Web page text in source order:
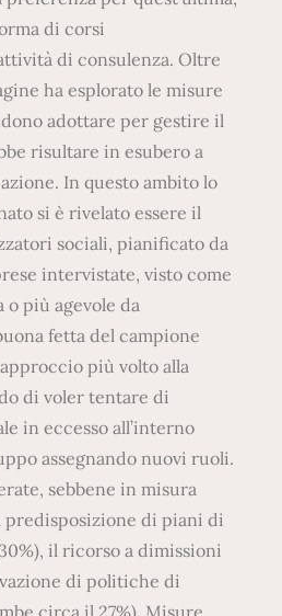
di corsi
di consulenza. Oltre
ha esplorato le misure
adottare per gestire il
risultare in esubero a
In questo ambito lo
si è rivelato essere il
sociali, pianificato da
intervistate, visto come
più agevole da
fetta del campione
più volto alla
di voler tentare di
in eccesso all’interno
assegnando nuovi ruoli.
sebbene in misura
di piani di
il ricorso a dimissioni
di politiche di